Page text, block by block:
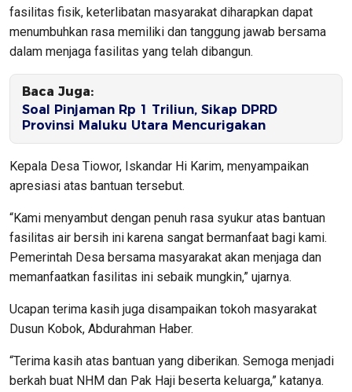
fasilitas fisik, keterlibatan masyarakat diharapkan dapat
menumbuhkan rasa memiliki dan tanggung jawab bersama
dalam menjaga fasilitas yang telah dibangun.
Baca Juga:
Soal Pinjaman Rp 1 Triliun, Sikap DPRD
Provinsi Maluku Utara Mencurigakan
Kepala Desa Tiowor, Iskandar Hi Karim, menyampaikan
apresiasi atas bantuan tersebut.
“Kami menyambut dengan penuh rasa syukur atas bantuan
fasilitas air bersih ini karena sangat bermanfaat bagi kami.
Pemerintah Desa bersama masyarakat akan menjaga dan
memanfaatkan fasilitas ini sebaik mungkin,” ujarnya.
Ucapan terima kasih juga disampaikan tokoh masyarakat
Dusun Kobok, Abdurahman Haber.
“Terima kasih atas bantuan yang diberikan. Semoga menjadi
berkah buat NHM dan Pak Haji beserta keluarga,” katanya.